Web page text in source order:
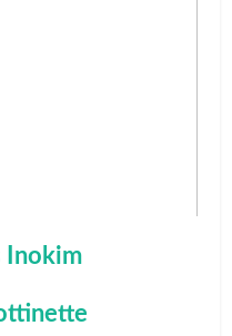
Inokim